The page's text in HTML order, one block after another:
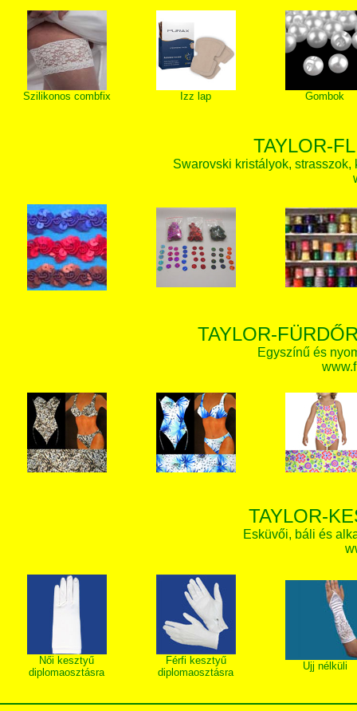
Szilikonos combfix Izz lap Gombok
TAYLOR-
Swarovski kristályok,
TAYLOR-
Egyszínű és
TAYLOR-
Esküvői, báli és
Női kesztyű
diplomaosztásra
Férfi kesztyű
diplomaosztásra
Ujj nélküli